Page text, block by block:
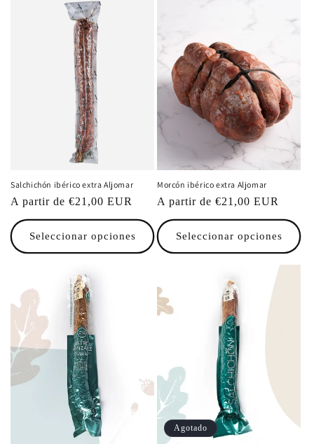
Salchichón ibérico extra Aljomar
Precio
habitual
A partir de €21,00 EUR
Seleccionar opciones
Morcón ibérico extra Aljomar
Precio
habitual
A partir de €21,00 EUR
Seleccionar opciones
Agotado